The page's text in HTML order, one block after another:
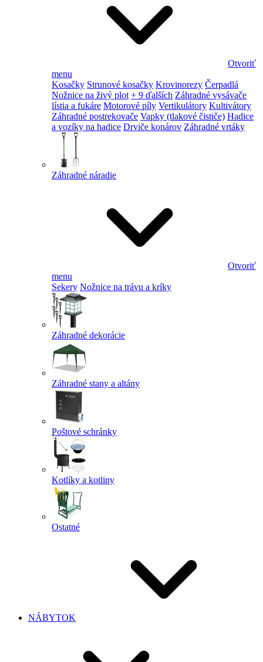
Otvoriť
menu
Kosačky Strunové kosačky Krovinorezy Čerpadlá
Nožnice na živý plot + 9 ďalších Záhradné vysávače
lístia a fukáre Motorové píly Vertikulátory Kultivátory
Záhradné postrekovače Vapky (tlakové čističe) Hadice
a vozíky na hadice Drviče konárov Záhradné vrtáky
Záhradné náradie
Otvoriť
menu
Sekery Nožnice na trávu a kríky
Záhradné dekorácie
Záhradné stany a altány
Poštové schránky
Kotlíky a kotliny
Ostatné
NÁBYTOK